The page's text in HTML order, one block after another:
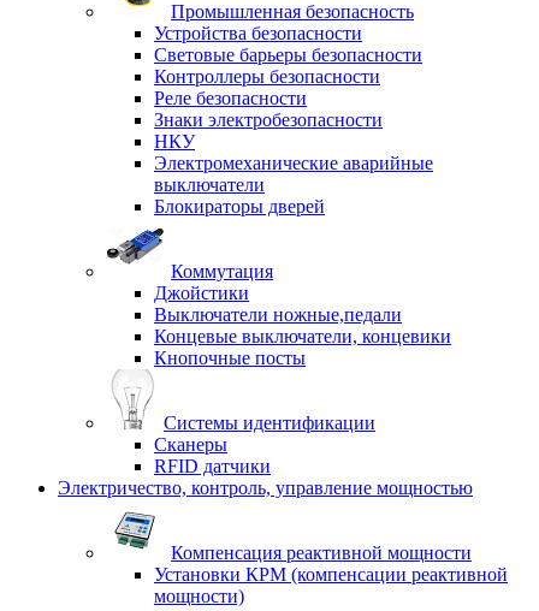
Промышленная безопасность
Устройства безопасности
Световые барьеры безопасности
Контроллеры безопасности
Реле безопасности
Знаки электробезопасности
НКУ
Электромеханические аварийные
выключатели
Блокираторы дверей
Коммутация
Джойстики
Выключатели ножные,педали
Концевые выключатели, концевики
Кнопочные посты
Системы идентификации
Сканеры
RFID датчики
Электричество, контроль, управление мощностью
Компенсация реактивной мощности
Установки КРМ (компенсации реактивной
мощности)